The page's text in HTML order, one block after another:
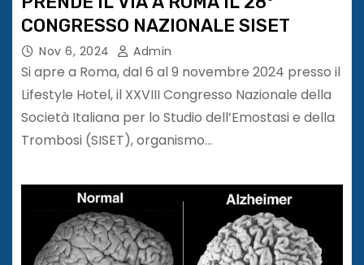
CONGRESSO NAZIONALE SISET
Nov 6, 2024 Admin
Si apre a Roma, dal 6 al 9 novembre 2024 presso il
Lifestyle Hotel, il XXVIII Congresso Nazionale della
Società Italiana per lo Studio dell’Emostasi e della
Trombosi (SISET), organismo…